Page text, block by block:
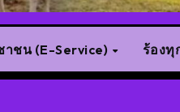
าชน (E-Service) ร้องทุ